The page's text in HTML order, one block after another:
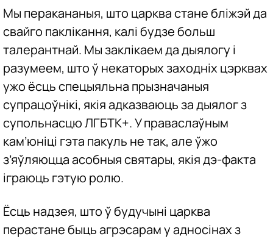
Мы перакананыя, што царква стане бліжэй да
свайго паклікання, калі будзе больш
талерантнай. Мы заклікаем да дыялогу і
разумеем, што ў некаторых заходніх цэрквах
ужо ёсць спецыяльна прызначаныя
супрацоўнікі, якія адказваюць за дыялог з
супольнасцю ЛГБТК+. У праваслаўным
кам’юніці гэта пакуль не так, але ўжо
з’яўляюцца асобныя святары, якія дэ-факта
іграюць гэтую ролю.
Ёсць надзея, што ў будучыні царква
перастане быць агрэсарам у адносінах з